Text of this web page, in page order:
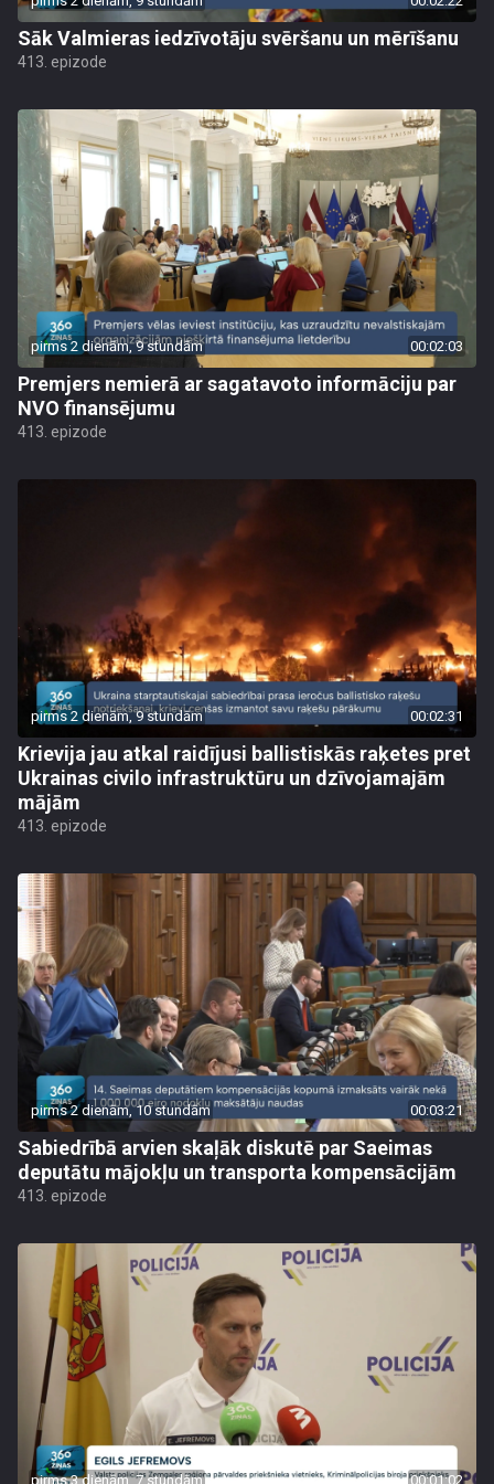
Sāk Valmieras iedzīvotāju svēršanu un mērīšanu
413. epizode
pirms 2 dienām, 9 stundām 00:02:03
Premjers nemierā ar sagatavoto informāciju par
NVO finansējumu
413. epizode
pirms 2 dienām, 9 stundām 00:02:31
Krievija jau atkal raidījusi ballistiskās raķetes pret
Ukrainas civilo infrastruktūru un dzīvojamajām
mājām
413. epizode
pirms 2 dienām, 10 stundām 00:03:21
Sabiedrībā arvien skaļāk diskutē par Saeimas
deputātu mājokļu un transporta kompensācijām
413. epizode
pirms 3 dienām, 7 stundām 00:01:02